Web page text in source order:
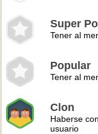
Super
Tener al
Popular
Tener al
Clon
Haberse
usuario